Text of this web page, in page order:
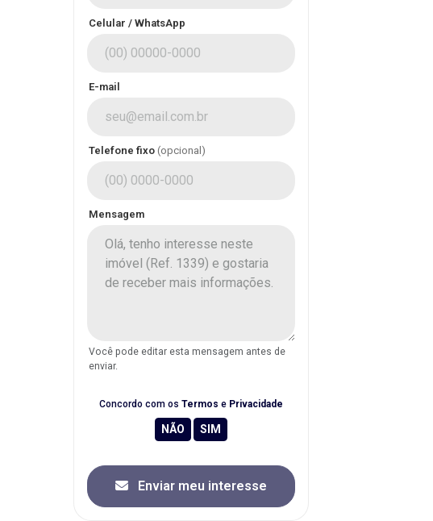
Celular / WhatsApp
E-mail
Telefone fixo (opcional)
Mensagem
Você pode editar esta mensagem antes de
enviar.
Concordo com os Termos e Privacidade
Enviar meu interesse